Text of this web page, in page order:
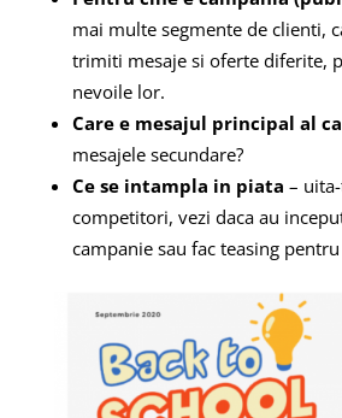
mai multe segmente de clienti,
trimiti mesaje si oferte diferite,
nevoile lor.
Care e mesajul principal al
mesajele secundare?
Ce se intampla in piata –
competitori, vezi daca au
campanie sau fac teasing